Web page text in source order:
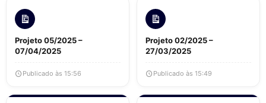
Projeto 05/2025 –
07/04/2025
Publicado às 15:56
Projeto 02/2025 –
27/03/2025
Publicado às 15:49